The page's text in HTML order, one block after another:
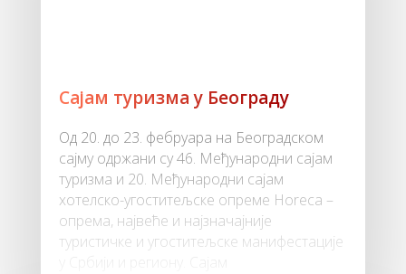
Сајам туризма у Београду
Од 20. до 23. фебруара на Београдском
сајму одржани су 46. Међународни сајам
туризма и 20. Међународни сајам
хотелско-угоститељске опреме Horeca –
опрема, највеће и најзначајније
туристичке и угоститељске манифестације